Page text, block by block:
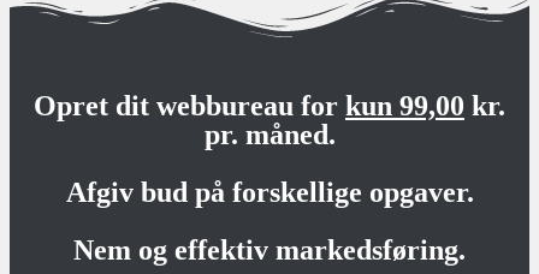
Opret dit webbureau for kun 99,00 kr.
pr. måned.
Afgiv bud på forskellige opgaver.
Nem og effektiv markedsføring.